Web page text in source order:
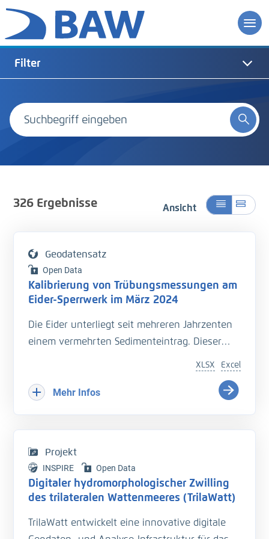
Filter
326Ergebnisse Ansicht
Geodatensatz
Open Data
Kalibrierung von Trübungsmessungen am
Eider-Sperrwerk im März 2024
Die Eider unterliegt seit mehreren Jahrzenten
einem vermehrten Sedimenteintrag. Dieser
Hinterlandes so wie die Schiffbarkeit des
Bundeswasserstraße.
der Entwässerung des Hinterlandes führt. Das
Kooperationsprojekt „Zukunft Eider“ wurde
geschaffen um Vorarbeiten zu leisten, welche
Anpassungen und Erweiterungen der
Excel
XLSX
Mehr Infos
Projekt
INSPIRE Open Data
Digitaler hydromorphologischer Zwilling
des trilateralen Wattenmeeres (TrilaWatt)
TrilaWatt entwickelt eine innovative digitale